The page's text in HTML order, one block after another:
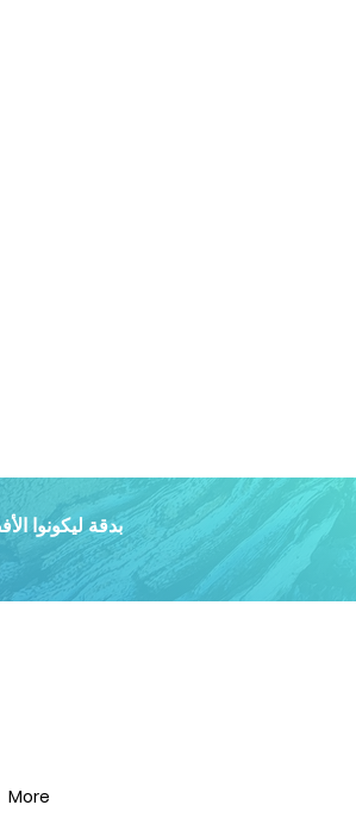
More